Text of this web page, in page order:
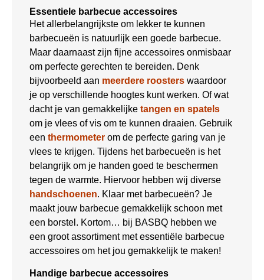
Essentiele barbecue accessoires
Het allerbelangrijkste om lekker te kunnen
barbecueën is natuurlijk een goede barbecue.
Maar daarnaast zijn fijne accessoires onmisbaar
om perfecte gerechten te bereiden. Denk
bijvoorbeeld aan meerdere roosters waardoor
je op verschillende hoogtes kunt werken. Of wat
dacht je van gemakkelijke tangen en spatels
om je vlees of vis om te kunnen draaien. Gebruik
een thermometer om de perfecte garing van je
vlees te krijgen. Tijdens het barbecueën is het
belangrijk om je handen goed te beschermen
tegen de warmte. Hiervoor hebben wij diverse
handschoenen. Klaar met barbecueën? Je
maakt jouw barbecue gemakkelijk schoon met
een borstel. Kortom… bij BASBQ hebben we
een groot assortiment met essentiële barbecue
accessoires om het jou gemakkelijk te maken!
Handige barbecue accessoires